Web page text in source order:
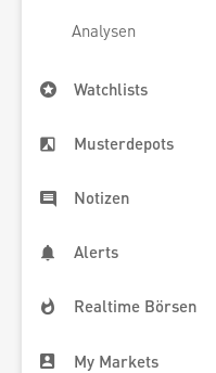
Analysen
Watchlists
Musterdepots
Notizen
Alerts
Realtime Börsen
My Markets